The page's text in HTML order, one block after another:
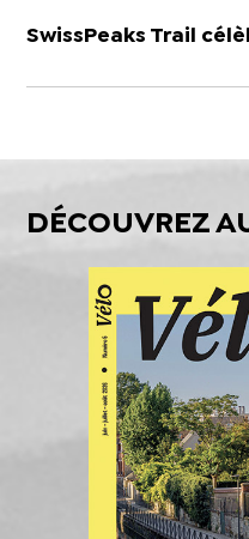
SwissPeaks Trail
DÉCOUVREZ